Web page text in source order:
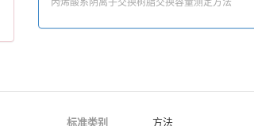
标准类别
方法